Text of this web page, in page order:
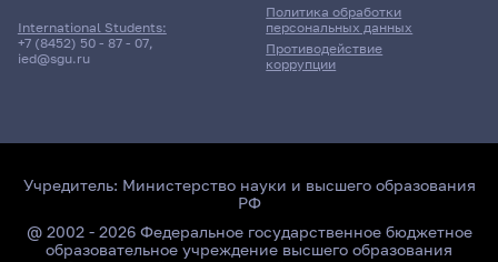
International Students:
+7 (8452) 50 - 87 - 07,
ied@sgu.ru
Политика обработки
персональных данных
Противодействие
коррупции
Учредитель: Министерство науки и высшего образования
РФ
@ 2002 - 2026 Федеральное государственное бюджетное
образовательное учреждение высшего образования